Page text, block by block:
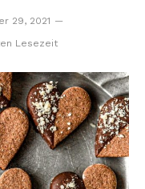
29, 2021
Lesezeit